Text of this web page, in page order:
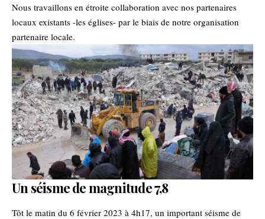
Nous travaillons en étroite collaboration avec nos partenaires
locaux existants -les églises- par le biais de notre organisation
partenaire locale.
Un séisme de magnitude 7,8
Tôt le matin du 6 février 2023 à 4h17, un important séisme de